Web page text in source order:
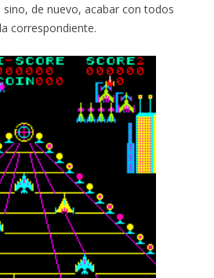
de nuevo, acabar con todos
correspondiente.